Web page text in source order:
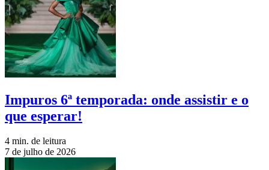
Impuros 6ª temporada: onde assistir e o
que esperar!
4 min. de leitura
7 de julho de 2026